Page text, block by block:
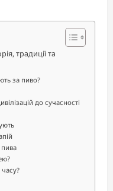
традиції та
за пиво?
до сучасності